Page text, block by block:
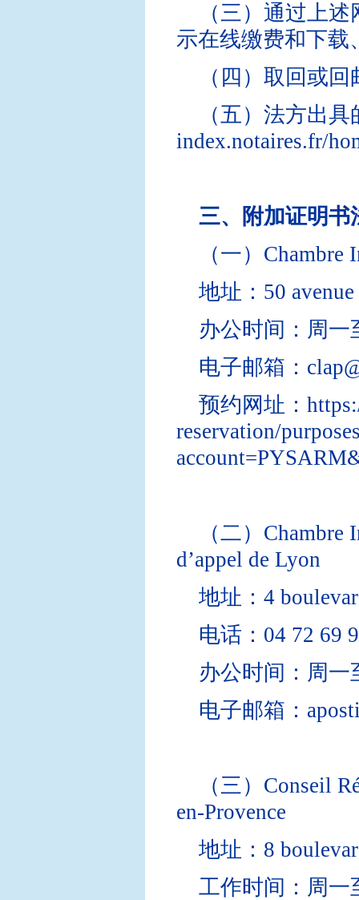
（三）通过上
示在线缴费和下载
（四）取回或
（五）法方出
index.notaires.fr/
三、附加证明书
（一）Chambre
地址：50
办公时间：周一
电子邮箱：
预约网址：
reservation/
（二）Chambre
d’appel de Lyon
地址：4
电话：04 72 69
办公时间：周一
电子邮箱：
（三）Conseil
en-Provence
地址：8
工作时间：周一